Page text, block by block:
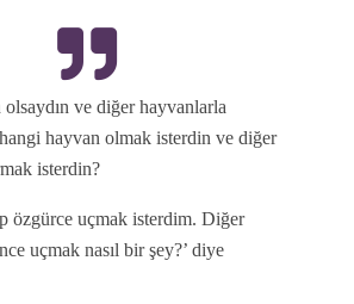
ve diğer hayvanlarla
hayvan olmak isterdin ve diğer
isterdin?
özgürce uçmak isterdim. Diğer
uçmak nasıl bir şey?’ diye